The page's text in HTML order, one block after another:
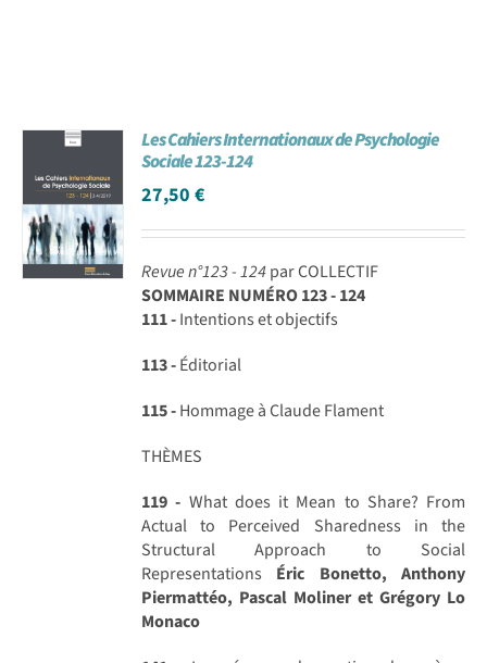
Les Cahiers Internationaux de Psychologie
Sociale 123-124
27,50€
Revue n°123 - 124par COLLECTIF
SOMMAIRE NUMÉRO 123 - 124
111 -Intentions et objectifs
113 -Éditorial
115 -Hommage à Claude Flament
THÈMES
119 - What does it Mean to Share? From
Actual to Perceived Sharedness in the
Structural Approach to Social
Representations Éric Bonetto, Anthony
Piermattéo, Pascal Moliner et Grégory Lo
Monaco